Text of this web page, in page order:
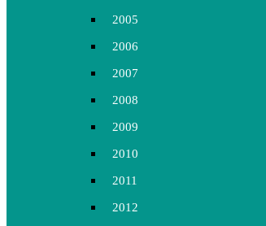
2005
2006
2007
2008
2009
2010
2011
2012